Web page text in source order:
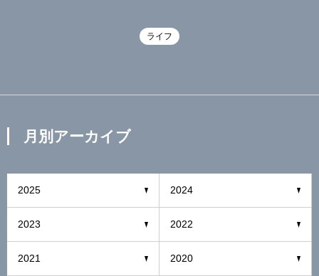
ライフ
月別アーカイブ
2025 2024
2023 2022
2021 2020